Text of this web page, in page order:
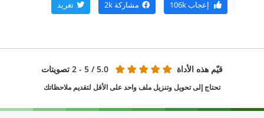
إعجاب106k مشاركة 2k تغريد
قيّم هذه الأداة 5.0 / 5 - 2 تصويتات
تحتاج إلى تحويل وتنزيل ملف واحد على الأقل لتقديم ملاحظاتك